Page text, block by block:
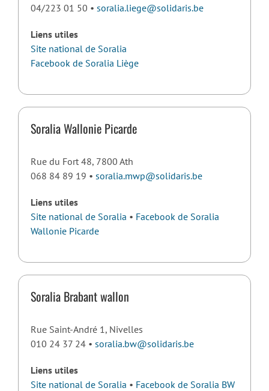
04/223 01 50 • soralia.liege@solidaris.be
Liens utiles
Site national de Soralia
Facebook de Soralia Liège
Soralia Wallonie Picarde
Rue du Fort 48, 7800 Ath
068 84 89 19 • soralia.mwp@solidaris.be
Liens utiles
Site national de Soralia • Facebook de Soralia
Wallonie Picarde
Soralia Brabant wallon
Rue Saint-André 1, Nivelles
010 24 37 24 • soralia.bw@solidaris.be
Liens utiles
Site national de Soralia • Facebook de Soralia BW